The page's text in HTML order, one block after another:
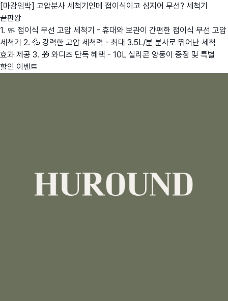
[마감임박] 고압분사 세척기인데 접이식이고 심지어 무선? 세척기
끝판왕
1. 🧼 접이식 무선 고압 세척기 - 휴대와 보관이 간편한 접이식 무선 고압
세척기 2. 💦 강력한 고압 세척력 - 최대 3.5L/분 분사로 뛰어난 세척
효과 제공 3. 🎁 와디즈 단독 혜택 - 10L 실리콘 양동이 증정 및 특별
할인 이벤트